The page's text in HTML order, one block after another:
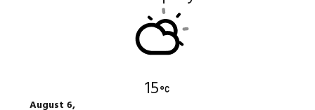
15
August 6,